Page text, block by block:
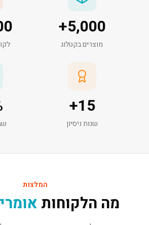
5,000
+
מוצרים בקטלוג
15
+
שנות ניסיון
המלצות
מה הלקוחות